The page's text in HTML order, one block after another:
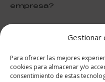
Gestionar
Para ofrecer las mejores
cookies para almacenar y/o
consentimiento de estas
empresa?
puntuación para
basado en
Valoraciones soportado
eKomi